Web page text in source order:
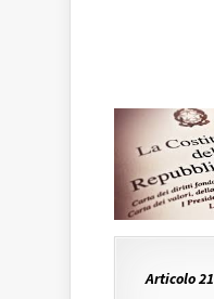
Articolo 21